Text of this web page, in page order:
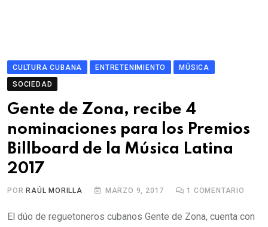
CULTURA CUBANA ENTRETENIMIENTO
MÚSICA
SOCIEDAD
Gente de Zona, recibe 4
nominaciones para los Premios
Billboard de la Música Latina
2017
POR RAÚL MORILLA MARZO 9, 2017 1 COMENTARIO
El dúo de reguetoneros cubanos Gente de Zona, cuenta con